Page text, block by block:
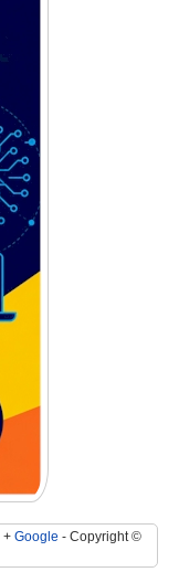
+ Google - Copyright ©